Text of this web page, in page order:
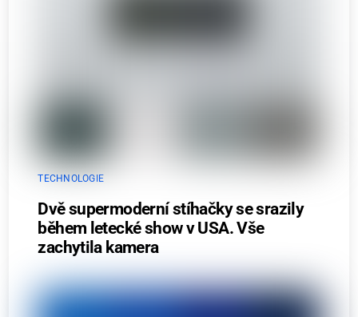
TECHNOLOGIE
Dvě supermoderní stíhačky se srazily
během letecké show v USA. Vše
zachytila kamera